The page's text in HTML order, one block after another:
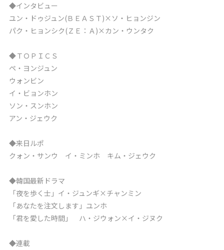
◆インタビュー
ユン・ドゥジュン(ＢＥＡＳＴ)×ソ・ヒョンジン
パク・ヒョンシク(ＺＥ：Ａ)×カン・ウンタク
◆ＴＯＰＩＣＳ
ペ・ヨンジュン
ウォンビン
イ・ビョンホン
ソン・スンホン
アン・ジェウク
◆来日ルポ
クォン・サンウ イ・ミンホ キム・ジェウク
◆韓国最新ドラマ
「夜を歩く士」イ・ジュンギ×チャンミン
「あなたを注文します」ユンホ
「君を愛した時間」 ハ・ジウォン×イ・ジヌク
◆連載